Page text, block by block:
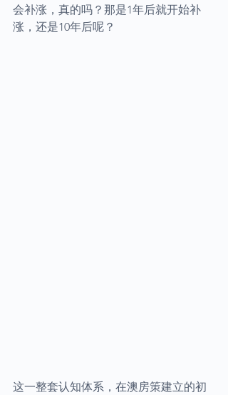
会补涨，真的吗？那是1年后就开始补
涨，还是10年后呢？
这一整套认知体系，在澳房策建立的初